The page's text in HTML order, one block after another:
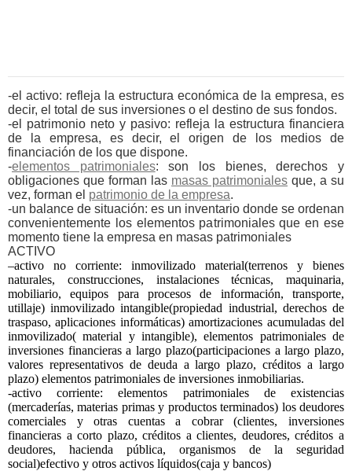
-el activo: refleja la estructura económica de la empresa, es
decir, el total de sus inversiones o el destino de sus fondos.
-el patrimonio neto y pasivo: refleja la estructura financiera
de la empresa, es decir, el origen de los medios de
financiación de los que dispone.
-elementos patrimoniales: son los bienes, derechos y
obligaciones que forman las masas patrimoniales que, a su
vez, forman el patrimonio de la empresa.
-un balance de situación: es un inventario donde se ordenan
convenientemente los elementos patrimoniales que en ese
momento tiene la empresa en masas patrimoniales
ACTIVO
–activo no corriente: inmovilizado material(terrenos y bienes
naturales, construcciones, instalaciones técnicas, maquinaria,
mobiliario, equipos para procesos de información, transporte,
utillaje) inmovilizado intangible(propiedad industrial, derechos de
traspaso, aplicaciones informáticas) amortizaciones acumuladas del
inmovilizado( material y intangible), elementos patrimoniales de
inversiones financieras a largo plazo(participaciones a largo plazo,
valores representativos de deuda a largo plazo, créditos a largo
plazo) elementos patrimoniales de inversiones inmobiliarias.
-activo corriente: elementos patrimoniales de existencias
(mercaderías, materias primas y productos terminados) los deudores
comerciales y otras cuentas a cobrar (clientes, inversiones
financieras a corto plazo, créditos a clientes, deudores, créditos a
deudores, hacienda pública, organismos de la seguridad
social)efectivo y otros activos líquidos(caja y bancos)